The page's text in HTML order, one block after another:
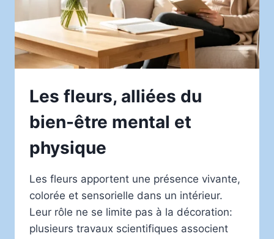
Les fleurs, alliées du
bien-être mental et
physique
Les fleurs apportent une présence vivante,
colorée et sensorielle dans un intérieur.
Leur rôle ne se limite pas à la décoration:
plusieurs travaux scientifiques associent